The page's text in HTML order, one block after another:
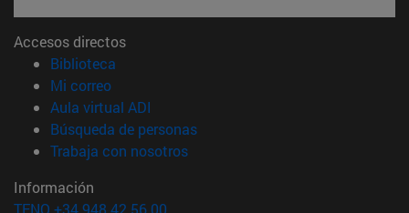
Accesos directos
Biblioteca
Mi correo(abre en nueva ventana)
Aula virtual ADI
Búsqueda de personas(abre en nueva ventana)
Trabaja con nosotros(abre en nueva ventana)
Información
TFNO +34 948 42 56 00